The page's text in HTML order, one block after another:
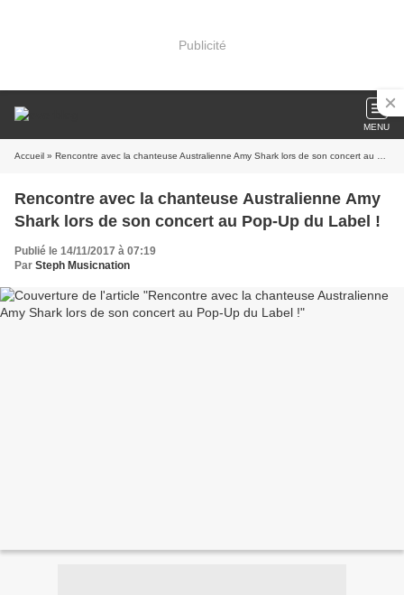
Publicité
MENU
Accueil » Rencontre avec la chanteuse Australienne Amy Shark lors de son concert au Pop-Up du Label !
Rencontre avec la chanteuse Australienne Amy
Shark lors de son concert au Pop-Up du Label !
Publié le 14/11/2017 à 07:19
Par Steph Musicnation